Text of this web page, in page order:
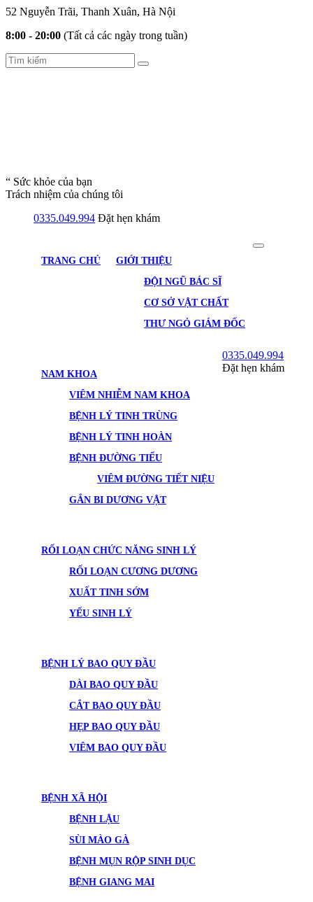
52 Nguyễn Trãi, Thanh Xuân, Hà Nội
8:00 - 20:00 (Tất cả các ngày trong tuần)
“ Sức khỏe của bạn
Trách nhiệm của chúng tôi
0335.049.994 Đặt hẹn khám
TRANG CHỦ
GIỚI THIỆU
ĐỘI NGŨ BÁC SĨ
CƠ SỞ VẬT CHẤT
THƯ NGỎ GIÁM ĐỐC
NAM KHOA
VIÊM NHIỄM NAM KHOA
BỆNH LÝ TINH TRÙNG
BỆNH LÝ TINH HOÀN
BỆNH ĐƯỜNG TIỂU
VIÊM ĐƯỜNG TIẾT NIỆU
GẮN BI DƯƠNG VẬT
RỐI LOẠN CHỨC NĂNG SINH LÝ
RỐI LOẠN CƯƠNG DƯƠNG
XUẤT TINH SỚM
YẾU SINH LÝ
BỆNH LÝ BAO QUY ĐẦU
DÀI BAO QUY ĐẦU
CẮT BAO QUY ĐẦU
HẸP BAO QUY ĐẦU
VIÊM BAO QUY ĐẦU
BỆNH XÃ HỘI
BỆNH LẬU
SÙI MÀO GÀ
BỆNH MỤN RỘP SINH DỤC
BỆNH GIANG MAI
0335.049.994
Đặt hẹn khám